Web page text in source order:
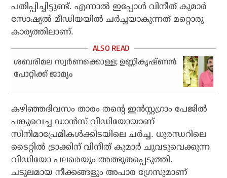
പതിപ്പിച്ചിട്ടുണ്ട്. എന്നാല്‍ ഇപ്പോള്‍ വിനീത് കുമാര്‍
സോഷ്യല്‍ മീഡിയയില്‍ ചര്‍ച്ചയാകുന്നത് മറ്റൊരു
കാര്യത്തിലാണ്.
ശബരിമല സ്വര്‍ണക്കൊള്ള; ഉണ്ണികൃഷ്ണന്‍
പോറ്റിക്ക് ജാമ്യം
കഴിഞ്ഞദിവസം താരം തന്റെ ഇന്‍സ്റ്റഗ്രാം പേജില്‍
പങ്കുവെച്ച ഡാന്‍സ് വീഡിയോയാണ്
സിനിമാപ്രേമികള്‍ക്കിടയിലെ ചര്‍ച്ച. ധുരന്ധറിലെ
ടൈറ്റില്‍ ട്രാക്കിന് വിനീത് കുമാര്‍ ചുവടുവെക്കുന്ന
വീഡിയോ പലരെയും അത്ഭുതപ്പെടുത്തി.
ചടുലമായ നീക്കങ്ങളും അപാര ഗ്രേസുമാണ്